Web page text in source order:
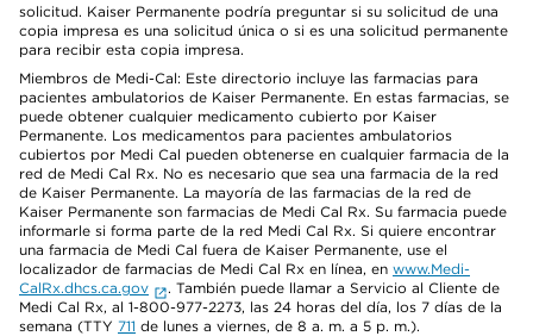
solicitud. Kaiser Permanente podría preguntar si su solicitud de una
copia impresa es una solicitud única o si es una solicitud permanente
para recibir esta copia impresa.
Miembros de Medi-Cal: Este directorio incluye las farmacias para
pacientes ambulatorios de Kaiser Permanente. En estas farmacias, se
puede obtener cualquier medicamento cubierto por Kaiser
Permanente. Los medicamentos para pacientes ambulatorios
cubiertos por Medi Cal pueden obtenerse en cualquier farmacia de la
red de Medi Cal Rx. No es necesario que sea una farmacia de la red
de Kaiser Permanente. La mayoría de las farmacias de la red de
Kaiser Permanente son farmacias de Medi Cal Rx. Su farmacia puede
informarle si forma parte de la red Medi Cal Rx. Si quiere encontrar
una farmacia de Medi Cal fuera de Kaiser Permanente, use el
localizador de farmacias de Medi Cal Rx en línea, en www.Medi-
CalRx.dhcs.ca.gov
. También puede llamar a Servicio al Cliente de
Medi Cal Rx, al 1-800-977-2273, las 24 horas del día, los 7 días de la
semana (TTY 711 de lunes a viernes, de 8 a. m. a 5 p. m.).